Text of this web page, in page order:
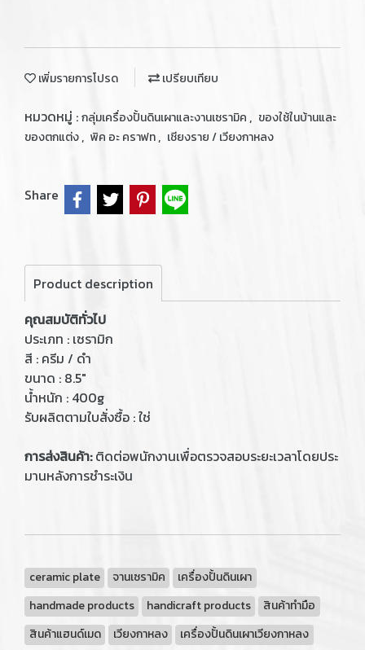
เพิ่มรายการโปรด เปรียบเทียบ
หมวดหมู่ :กลุ่มเครื่องปั้นดินเผาและงานเซรามิค , ของใช้ในบ้านและ
ของตกแต่ง, พิค อะ คราฟท, เชียงราย / เวียงกาหลง
Share
Product description
คุณสมบัติทั่วไป
ประเภท : เซรามิก
สี : ครีม / ดำ
ขนาด : 8.5"
น้ำหนัก : 400g
รับผลิตตามใบสั่งซื้อ : ใช่
การส่งสินค้า:ติดต่อพนักงานเพื่อตรวจสอบระยะเวลาโดยประ
มานหลังการชำระเงิน
ceramic plate จานเซรามิค
เครื่องปั้นดินเผา
handmade products
handicraft products
สินค้าทำมือ
สินค้าแฮนด์เมด
เวียงกาหลง
เครื่องปั้นดินเผาเวียงกาหลง